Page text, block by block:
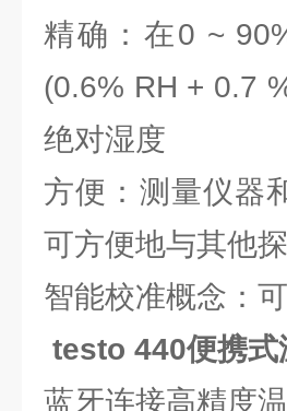
精确：在0 ~
(0.6% RH + 0.7
绝对湿度
方便：测量仪器
可方便地与其他
智能校准概念：
testo 440便携式
蓝牙连接高精度